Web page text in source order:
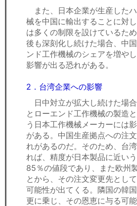
また、日本企業が生産した
械を中国に輸出することに対
は多くの制限を設けているた
後も深刻化し続けた場合、中
ンド工作機械のシェアを増や
影響が出る恐れがある。
2．台湾企業への影響
日中対立が拡大し続けた場
とローエンド工作機械の製造
う日本工作機械メーカーには
がある。中国生産拠点への注
れがあるのだ。そのため、台
れば、精度が日本製品に近い
85％の値段であり、また欧州
とから、その注文変更先とし
可能性が出てくる。隣国の韓
更に乗じ、その恩恵に与る可能